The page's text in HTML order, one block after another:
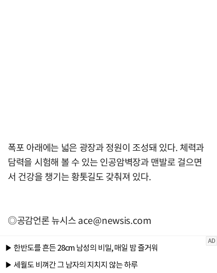
폭포 아래에는 넓은 광장과 정원이 조성돼 있다. 체력과
담력을 시험해 볼 수 있는 인공암벽장과 맨발로 걸으면
서 건강을 챙기는 황톳길도 갖춰져 있다.
◎공감언론 뉴시스ace@newsis.com